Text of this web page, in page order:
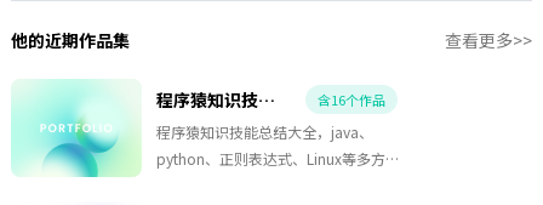
他的近期作品集 查看更多>>
程序猿知识技能总结 含16个作品
程序猿知识技能总结大全，java、
python、正则表达式、Linux等多方面